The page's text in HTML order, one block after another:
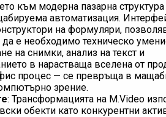
към модерна пазарна
автоматизация.
на формуляри,
е необходимо техническо
на снимки, анализ на текст и
в нарастваща вселена от
процес — се превръща в
зрение.
: Трансформацията на M.Video
обекти като конкурентни